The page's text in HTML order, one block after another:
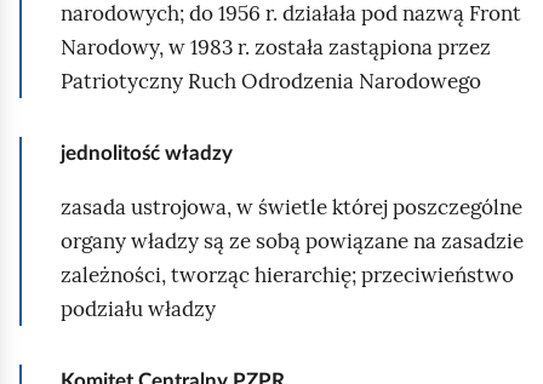
narodowych; do 1956 r. działała pod nazwą Front
Narodowy, w 1983 r. została zastąpiona przez
Patriotyczny Ruch Odrodzenia Narodowego
jednolitość władzy
zasada ustrojowa, w świetle której poszczególne
organy władzy są ze sobą powiązane na zasadzie
zależności, tworząc hierarchię; przeciwieństwo
podziału władzy